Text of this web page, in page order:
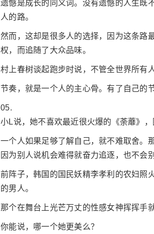
遗憾是成长的同义词。没有遗憾的人生既
人的路。
然而，这却是很多人的选择，因为这条路
权，而追随了大众品味。
村上春树谈起跑步时说，不管全世界所有
节奏，就是一个人的主心骨。有了自己的
05.
小L说，她不喜欢最近很火爆的《荼蘼》
一个人如果足够了解自己，就不难取舍。
因为别人说机会难得就奋力追逐，也不会
前阵子，韩国的国民妖精李孝利的农妇照
的男人。
那个在舞台上光芒万丈的性感女神挥挥手
你能说，哪一个她更美么？